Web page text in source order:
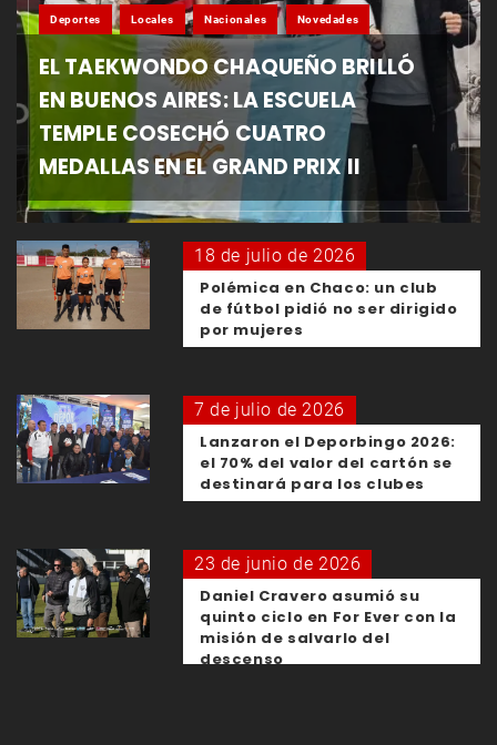
Deportes Locales Nacionales Novedades
EL TAEKWONDO CHAQUEÑO BRILLÓ
EN BUENOS AIRES: LA ESCUELA
TEMPLE COSECHÓ CUATRO
MEDALLAS EN EL GRAND PRIX II
18 de julio de 2026
Polémica en Chaco: un club
de fútbol pidió no ser dirigido
por mujeres
7 de julio de 2026
Lanzaron el Deporbingo 2026:
el 70% del valor del cartón se
destinará para los clubes
23 de junio de 2026
Daniel Cravero asumió su
quinto ciclo en For Ever con la
misión de salvarlo del
descenso